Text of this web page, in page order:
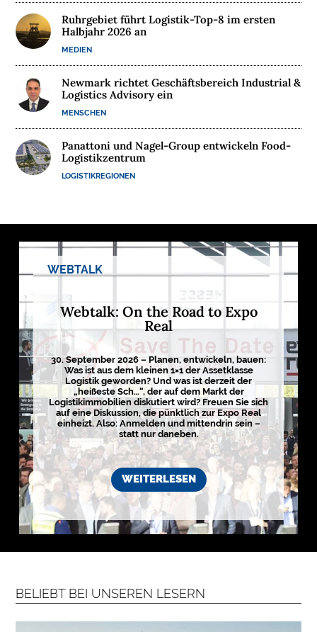
Ruhrgebiet führt Logistik-Top-8 im ersten
Halbjahr 2026 an
MEDIEN
Newmark richtet Geschäftsbereich Industrial &
Logistics Advisory ein
MENSCHEN
Panattoni und Nagel-Group entwickeln Food-
Logistikzentrum
LOGISTIKREGIONEN
WEBTALK
Webtalk: On the Road to Expo
Real
30. September 2026 – Planen, entwickeln, bauen:
Was ist aus dem kleinen 1×1 der Assetklasse
Logistik geworden? Und was ist derzeit der
„heißeste Sch…“, der auf dem Markt der
Logistikimmobilien diskutiert wird? Freuen Sie sich
auf eine Diskussion, die pünktlich zur Expo Real
einheizt. Also: Anmelden und mittendrin sein –
statt nur daneben.
WEITERLESEN
BELIEBT BEI UNSEREN LESERN